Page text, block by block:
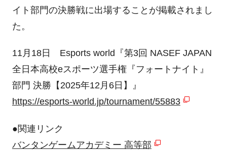
イト部門の決勝戦に出場することが掲載されまし
た。
11月18日 Esports world『第3回 NASEF JAPAN
全日本高校eスポーツ選手権『フォートナイト』
部門 決勝【2025年12月6日】』
https://esports-world.jp/tournament/55883
●関連リンク
バンタンゲームアカデミー 高等部